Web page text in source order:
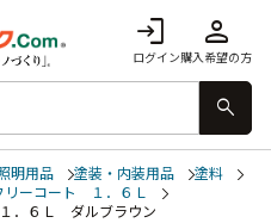
login
ログイン
person
購入希望の方
search
明用品 塗装・内装用品
塗料
ーコート １．６Ｌ
．６Ｌ ダルブラウン